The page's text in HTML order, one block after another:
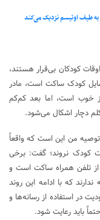
کودکان بی‌قرار هستند،
کودک ساکت است، مادر
خوب است، اما بعد کم‌کم
دچار اشکال می‌شود.
من این است که واقعاً
کودک نروند؛ گفت: برخی
تلفن همراه ساکت است و
که با ادامه این روند
در استفاده از رسانه‌ها و
باید رعایت شود.